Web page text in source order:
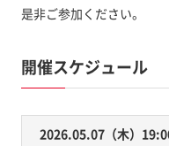
是非ご参加ください。
開催スケジュール
2026.05.07（木）